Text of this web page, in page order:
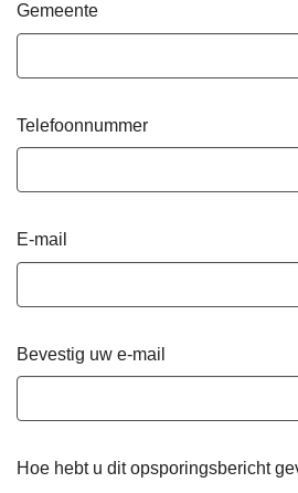
Gemeente
Telefoonnummer
E-mail
Bevestig uw e-mail
Hoe hebt u dit opsporingsbericht